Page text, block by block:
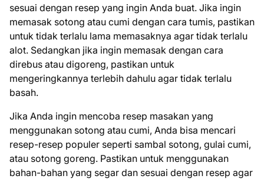
sesuai dengan resep yang ingin Anda buat. Jika ingin
memasak sotong atau cumi dengan cara tumis, pastikan
untuk tidak terlalu lama memasaknya agar tidak terlalu
alot. Sedangkan jika ingin memasak dengan cara
direbus atau digoreng, pastikan untuk
mengeringkannya terlebih dahulu agar tidak terlalu
basah.
Jika Anda ingin mencoba resep masakan yang
menggunakan sotong atau cumi, Anda bisa mencari
resep-resep populer seperti sambal sotong, gulai cumi,
atau sotong goreng. Pastikan untuk menggunakan
bahan-bahan yang segar dan sesuai dengan resep agar